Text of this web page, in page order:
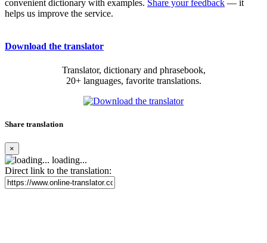
convenient dictionary with examples. Share your feedback — it
helps us improve the service.
Download the translator
Translator, dictionary and phrasebook,
20+ languages, favorite translations.
Share translation
×
loading...
Direct link to the translation: